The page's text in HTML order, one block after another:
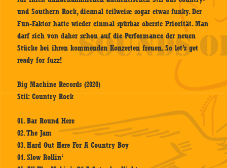
und Southern Rock, diesmal teilweise sogar etwas funky. Der
Fun-Faktor hatte wieder einmal spürbar oberste Priorität. Man
darf sich von daher schon auf die Performance der neuen
Stücke bei ihren kommenden Konzerten freuen. So let’s get
ready for fuzz!
Big Machine Records (2020)
Stil: Country Rock
01. Bar Round Here
02. The Jam
03. Hard Out Here For A Country Boy
04. Slow Rollin‘